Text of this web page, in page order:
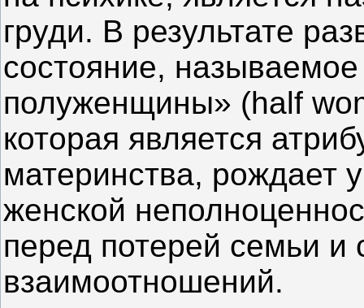
груди. В результате
состояние,
полуженщины» (half
которая является
материнства, рождает
женской
перед потерей семьи и
взаимоотношений.